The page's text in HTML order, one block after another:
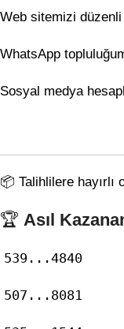
Web sitemizi
WhatsApp
Sosyal medya
📦 Talihlilere hayırlı
🏆 Asıl
539...4840
507...8081